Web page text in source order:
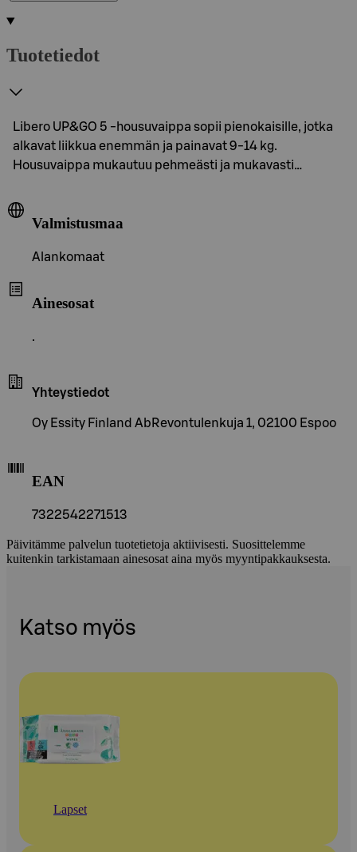
Tuotetiedot
Libero UP&GO 5 -housuvaippa sopii pienokaisille, jotka
alkavat liikkua enemmän ja painavat 9-14 kg.
Housuvaippa mukautuu pehmeästi ja mukavasti…
Valmistusmaa
Alankomaat
Ainesosat
.
Yhteystiedot
Oy Essity Finland AbRevontulenkuja 1, 02100 Espoo
EAN
7322542271513
Päivitämme palvelun tuotetietoja aktiivisesti. Suosittelemme
kuitenkin tarkistamaan ainesosat aina myös myyntipakkauksesta.
Katso myös
Lapset